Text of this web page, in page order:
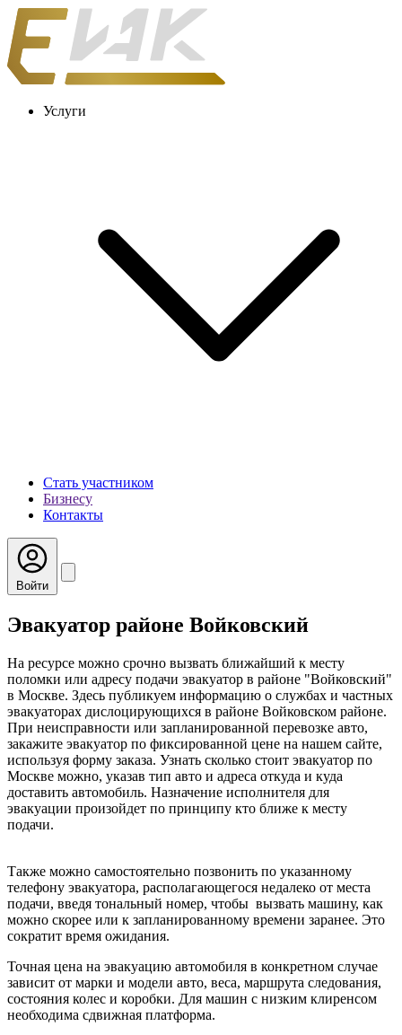
Услуги
Стать участником
Бизнесу
Контакты
Войти
Эвакуатор районе Войковский
На ресурсе можно срочно вызвать ближайший к месту
поломки или адресу подачи эвакуатор в районе "Войковский"
в Москве. Здесь публикуем информацию о службах и частных
эвакуаторах дислоцирующихся в районе Войковском районе.
При неисправности или запланированной перевозке авто,
закажите эвакуатор по фиксированной цене на нашем сайте,
используя форму заказа. Узнать сколько стоит эвакуатор по
Москве можно, указав тип авто и адреса откуда и куда
доставить автомобиль. Назначение исполнителя для
эвакуации произойдет по принципу кто ближе к месту
подачи.
Также можно самостоятельно позвонить по указанному
телефону эвакуатора, располагающегося недалеко от места
подачи, введя тональный номер, чтобы вызвать машину, как
можно скорее или к запланированному времени заранее. Это
сократит время ожидания.
Точная цена на эвакуацию автомобиля в конкретном случае
зависит от марки и модели авто, веса, маршрута следования,
состояния колес и коробки. Для машин с низким клиренсом
необходима сдвижная платформа.